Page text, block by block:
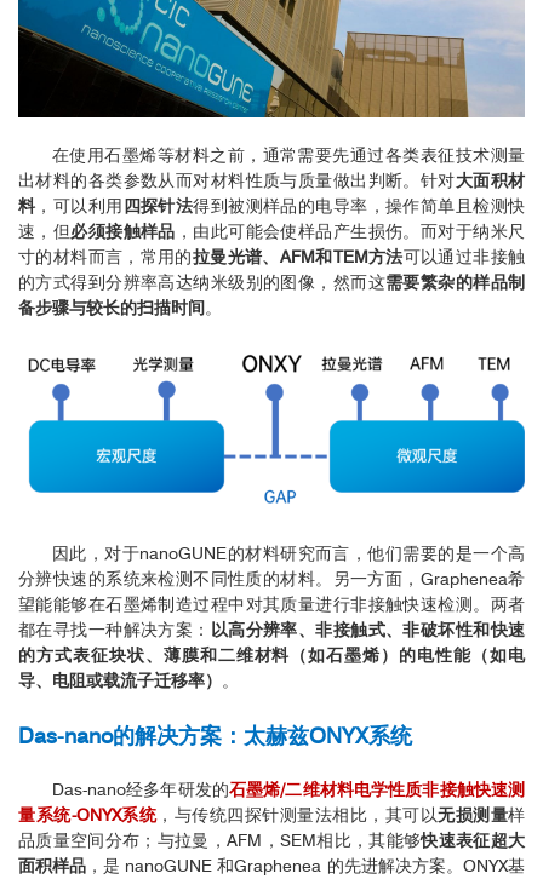
在使用石墨烯等材料之前，通常需要先通过各类表征技术测量
出材料的各类参数从而对材料性质与质量做出判断。针对大面积材
料 ，可以利用 四探针法得到被测样品的电导率，操作简单且检测快
速，但必须接触样品 ，由此可能会使样品产生损伤。而对于纳米尺
寸的材料而言，常用的拉曼光谱、AFM和TEM方法可以通过非接触
的方式得到分辨率高达纳米级别的图像，然而这需要繁杂的样品制
备步骤与较长的扫描时间。
因此，对于nanoGUNE的材料研究而言，他们需要的是一个高
分辨快速的系统来检测不同性质的材料。另一方面，Graphenea希
望能能够在石墨烯制造过程中对其质量进行非接触快速检测。两者
都在寻找一种解决方案：
以高分辨率、非接触式、非破坏性和快速
的方式表征块状、薄膜和二维材料（如石墨烯）的电性能（如电
导、电阻或载流子迁移率）
。
Das-nano的解决方案：太赫兹ONYX系统
Das-nano经多年研发的石墨烯/二维材料电学性质非接触快速测
量系统-ONYX系统，与传统四探针测量法相比，其可以无损测量样
品质量空间分布；与拉曼，AFM，SEM相比，其能够快速表征超大
面积样品 ，是 nanoGUNE 和Graphenea 的先进解决方案。ONYX基